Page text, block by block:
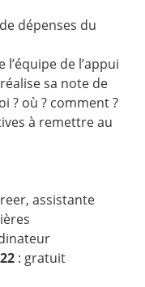
dépenses du
de l’appui
sa note de
? où ? comment ?
à remettre au
assistante
: gratuit